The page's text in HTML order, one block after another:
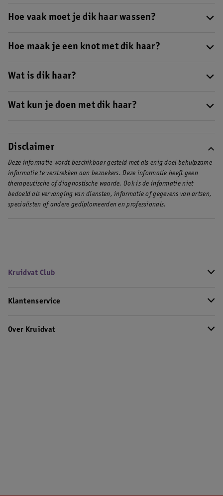
Hoe vaak moet je dik haar wassen?
twee à drie dagen is voldoende. Gebruik hiervoor een shampoo
Hoe maak je een knot met dik haar?
haarelastiek om je knot mee vast te zetten, zoals
haarring
je dikke haren goed mee vast te zetten.
Wat is dik haar?
voelt de haar goed wanneer je hem tussen je vingers heen en
Wat kun je doen met dik haar?
mogelijkheden voor kapsels zijn eindeloos. Op
geven we je verschillende tips.
Disclaimer
Deze informatie wordt beschikbaar gesteld met als enig doel behulpzame
informatie te verstrekken aan bezoekers. Deze informatie heeft geen
therapeutische of diagnostische waarde. Ook is de informatie niet
bedoeld als vervanging van diensten, informatie of gegevens van artsen,
specialisten of andere gediplomeerden en professionals.
Kruidvat Club
Klantenservice
Over Kruidvat